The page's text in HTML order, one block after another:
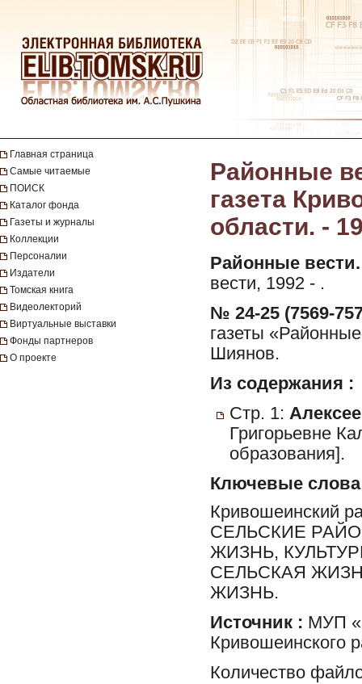
Главная страница
Самые читаемые
ПОИСК
Каталог фонда
Газеты и журналы
Коллекции
Персоналии
Издатели
Томская книга
Видеолекторий
Виртуальные выставки
Фонды партнеров
О проекте
Районные
газета
области. -
Районные вести.
вести, 1992 - .
№ 24-25 (7569-
газеты
Шиянов.
Из содержания :
Стр. 1:
Григорьевне
образования].
Ключевые слова
Кривошеинский
СЕЛЬСКИЕ
ЖИЗНЬ,
СЕЛЬСКАЯ
ЖИЗНЬ.
Источник : МУП
Кривошеинского
Количество